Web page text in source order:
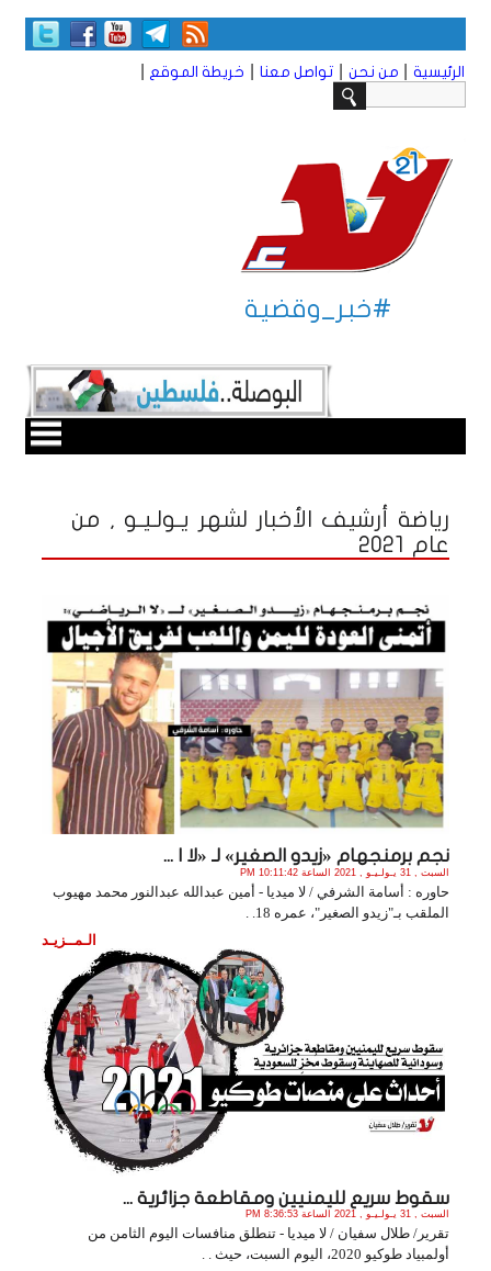
الرئيسية من نحن تواصل معنا خريطة الموقع
#خبر_وقضية
رياضة أرشيف الأخبار لشهر يـولـيـو , من
عام 2021
نجم برمنجهام «زيدو الصغير» لـ «لا ا ...
السبت , 31 يـولـيـو , 2021 الساعة 10:11:42 PM
حاوره : أسامة الشرفي / لا ميديا - أمين عبدالله عبدالنور محمد مهيوب
الملقب بـ"زيدو الصغير"، عمره 18. .
الـمــزيـد
سقوط سريع لليمنيين ومقاطعة جزائرية ...
السبت , 31 يـولـيـو , 2021 الساعة 8:36:53 PM
تقرير/ طلال سفيان / لا ميديا - تنطلق منافسات اليوم الثامن من
أولمبياد طوكيو 2020، اليوم السبت، حيث . .